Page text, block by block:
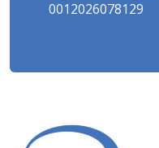
0012026078129